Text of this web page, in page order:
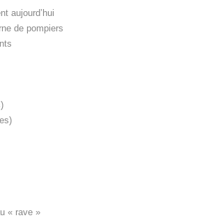
aujourd’hui
de pompiers
« rave »